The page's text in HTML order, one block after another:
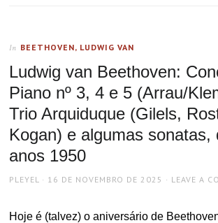
In BEETHOVEN, LUDWIG VAN
Ludwig van Beethoven:
Piano nº 3, 4 e 5 (Arrau/
Trio Arquiduque (Gilels,
Kogan) e algumas sonatas,
anos 1950
AUTHOR
PLEYEL
POSTED
16 DE NOVEMBRO DE 2025 LEAVE A
Hoje é (talvez) o aniversário de